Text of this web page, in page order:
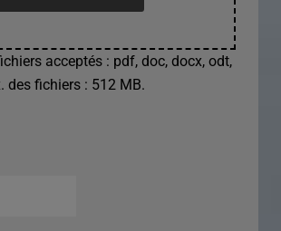
acceptés : pdf, doc, docx, odt,
des fichiers : 512 MB.